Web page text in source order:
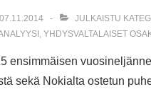
07.11.2014 JULKAISTU
, YHDYSVALTALAISET
ensimmäisen
sekä Nokialta ostetun